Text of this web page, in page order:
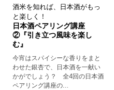
酒米を知れば、日本酒がもっ
と楽しく！
日本酒ペアリング講座
②『引き立つ風味を楽し
む』
今宵はスパイシーな香りをまと
わせた銀杏で、日本酒を一献い
かがでしょう？ 全4回の日本酒
ペアリング講座の...